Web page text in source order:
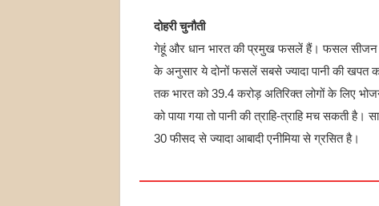
दोहरी चुनौती
गेहूं और धान भारत की प्रमुख फसलें हैं। फसल सीजन के
के अनुसार ये दोनों फसलें सबसे ज्यादा पानी की खपत
तक भारत को 39.4 करोड़ अतिरिक्त लोगों के लिए
को पाया गया तो पानी की त्राहि-त्राहि मच सकती है।
30 फीसद से ज्यादा आबादी एनीमिया से ग्रसित है।